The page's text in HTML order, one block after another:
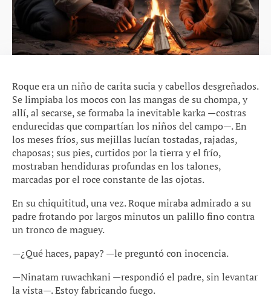
Roque era un niño de carita sucia y cabellos desgreñados.
Se limpiaba los mocos con las mangas de su chompa, y
allí, al secarse, se formaba la inevitable karka —costras
endurecidas que compartían los niños del campo—. En
los meses fríos, sus mejillas lucían tostadas, rajadas,
chaposas; sus pies, curtidos por la tierra y el frío,
mostraban hendiduras profundas en los talones,
marcadas por el roce constante de las ojotas.
En su chiquititud, una vez. Roque miraba admirado a su
padre frotando por largos minutos un palillo fino contra
un tronco de maguey.
—¿Qué haces, papay? —le preguntó con inocencia.
—Ninatam ruwachkani —respondió el padre, sin levantar
la vista—. Estoy fabricando fuego.